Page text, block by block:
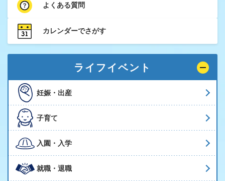
よくある質問
カレンダーでさがす
ライフイベント
妊娠・出産
子育て
入園・入学
就職・退職